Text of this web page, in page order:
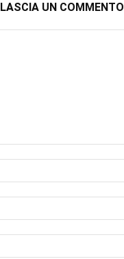
LASCIA UN COMMENTO